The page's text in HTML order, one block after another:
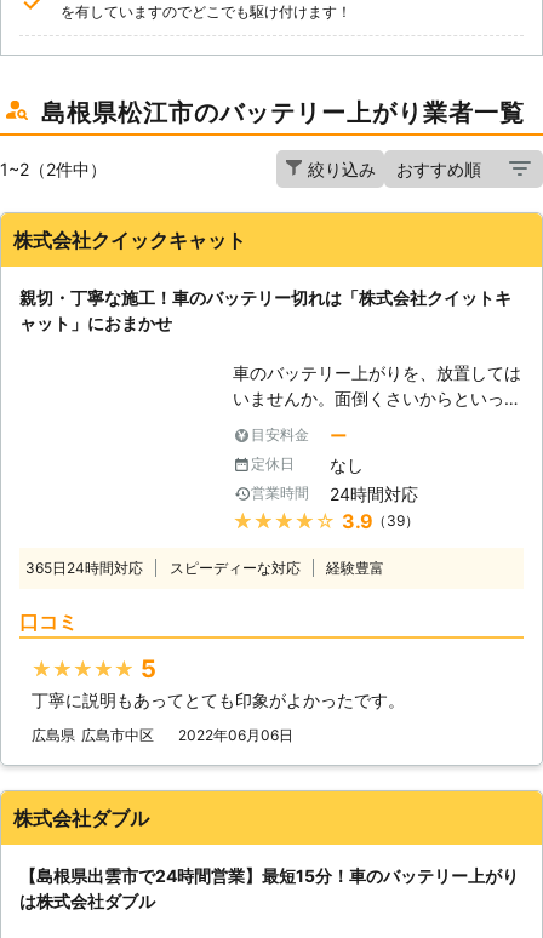
を有していますのでどこでも駆け付けます！
島根県松江市のバッテリー上がり業者一覧
1~2（2件中） 絞り込み
株式会社クイックキャット
親切・丁寧な施工！車のバッテリー切れは「株式会社クイットキ
ャット」におまかせ
車のバッテリー上がりを、放置しては
いませんか。面倒くさいからといって
バッテリー上がりを放置してしまう
と、タンク内のガソリンが固まって詰
まりを引き起こす恐れがあります。そ
のため、車のバッテリー上がりはすぐ
にでも解消する必要があるのです。
きは、「株式会社クイックキャット」
てしまったからです。車のエンジンは
バッテリー内の電気を利用して動きだ
って動かなくなってしまいます。
目安料金 ー
定休日 なし
営業時間 24時間対応
★★★★★ 3.9 （39）
365日24時間対応 スピーディーな対応 経験豊富
口コミ
★★★★★ 5
丁寧に説明もあってとても印象がよかったです。
広島県 広島市中区 2022年06月06日
株式会社ダブル
【島根県出雲市で24時間営業】最短15分！車のバッテリー上がり
は株式会社ダブル